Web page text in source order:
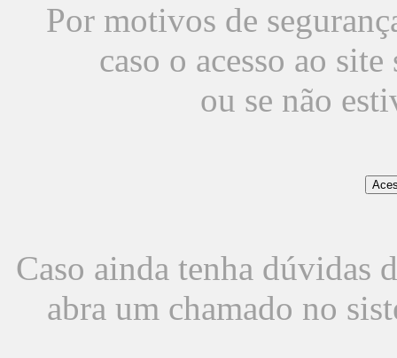
Por motivos de
caso o acesso ao
ou se não
Caso ainda tenha dúvidas
abra um chamado no